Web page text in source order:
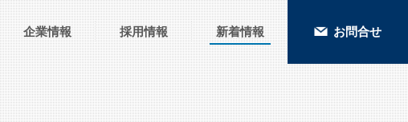
企業情報 採用情報 新着情報 お問合せ